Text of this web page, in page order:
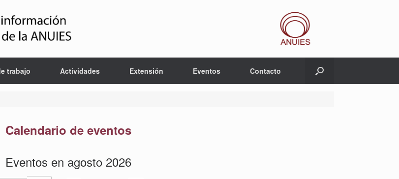
trabajo Actividades Extensión Eventos Contacto
Calendario de eventos
Eventos en agosto 2026